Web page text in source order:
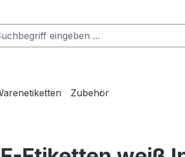
Zubehör